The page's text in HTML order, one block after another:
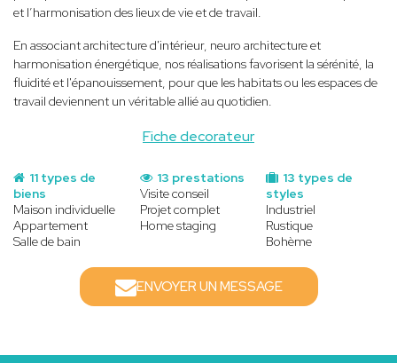
Fiche decorateur
et l’harmonisation des lieux de vie et de travail.
En associant architecture d'intérieur, neuro architecture et
harmonisation énergétique, nos réalisations favorisent la sérénité, la
fluidité et l'épanouissement, pour que les habitats ou les espaces de
travail deviennent un véritable allié au quotidien.
11 types de
biens
Maison individuelle
Appartement
Salle de bain
13 types de
styles
Industriel
Rustique
Bohème
13 prestations
Visite conseil
Projet complet
Home staging
ENVOYER UN MESSAGE